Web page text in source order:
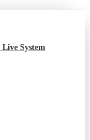
System